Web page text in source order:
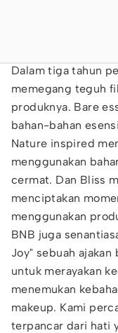
Dalam tiga tahun
memegang teguh
produknya. Bare
bahan-bahan
Nature inspired
menggunakan
cermat. Dan Bliss
menciptakan
menggunakan
BNB juga
Joy" sebuah
untuk merayakan
menemukan
makeup. Kami
terpancar dari hati